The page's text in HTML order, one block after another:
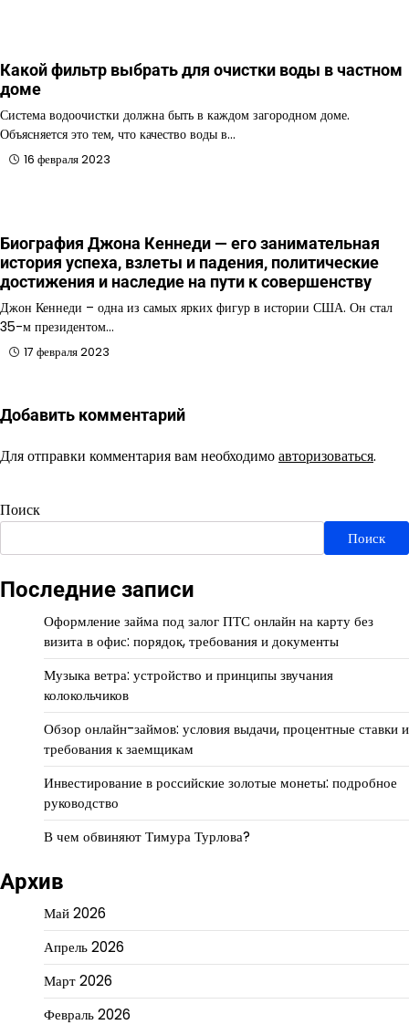
Какой фильтр выбрать для очистки воды в частном
доме
Система водоочистки должна быть в каждом загородном доме.
Объясняется это тем, что качество воды в…
16 февраля 2023
Биография Джона Кеннеди — его занимательная
история успеха, взлеты и падения, политические
достижения и наследие на пути к совершенству
Джон Кеннеди – одна из самых ярких фигур в истории США. Он стал
35-м президентом…
17 февраля 2023
Добавить комментарий
Для отправки комментария вам необходимоавторизоваться.
Поиск
Поиск
Последние записи
Оформление займа под залог ПТС онлайн на карту без
визита в офис: порядок, требования и документы
Музыка ветра: устройство и принципы звучания
колокольчиков
Обзор онлайн-займов: условия выдачи, процентные ставки и
требования к заемщикам
Инвестирование в российские золотые монеты: подробное
руководство
В чем обвиняют Тимура Турлова?
Архив
Май 2026
Апрель 2026
Март 2026
Февраль 2026